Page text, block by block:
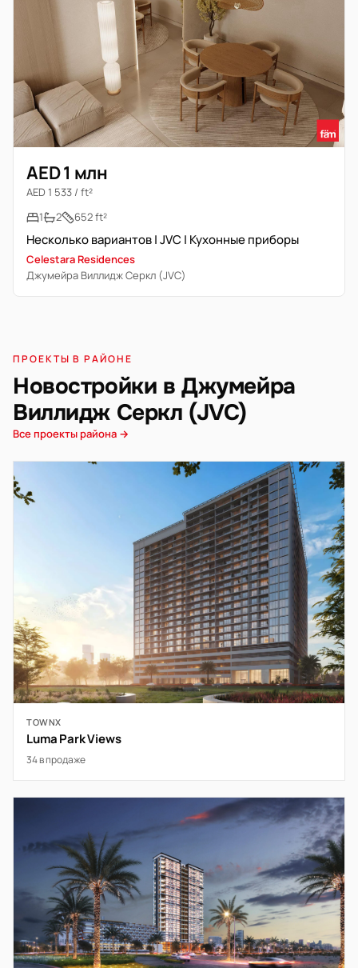
AED 1 млн
AED 1 533 / ft²
1
2 652 ft²
Несколько вариантов | JVC | Кухонные приборы
Celestara Residences
Джумейра Виллидж Серкл (JVC)
ПРОЕКТЫ В РАЙОНЕ
Новостройки в Джумейра
Виллидж Серкл (JVC)
Все проекты района →
TOWNX
Luma Park Views
34 в продаже